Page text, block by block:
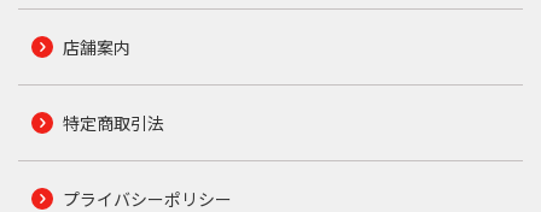
店舗案内
特定商取引法
プライバシーポリシー